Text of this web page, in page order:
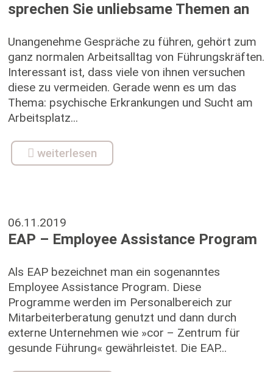
sprechen Sie unliebsame Themen an
Unangenehme Gespräche zu führen, gehört zum
ganz normalen Arbeitsalltag von Führungskräften.
Interessant ist, dass viele von ihnen versuchen
diese zu vermeiden. Gerade wenn es um das
Thema: psychische Erkrankungen und Sucht am
Arbeitsplatz...
weiterlesen
06.11.2019
EAP – Employee Assistance Program
Als EAP bezeichnet man ein sogenanntes
Employee Assistance Program. Diese
Programme werden im Personalbereich zur
Mitarbeiterberatung genutzt und dann durch
externe Unternehmen wie »cor – Zentrum für
gesunde Führung« gewährleistet. Die EAP...